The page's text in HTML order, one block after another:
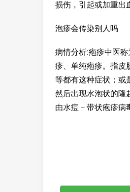
损伤，引起或加重出
泡疹会传染别人吗
病情分析:疱疹中医
疹、单纯疱疹。指皮
等都有这种症状；或
然后出现水泡状的隆
由水痘－带状疱疹病